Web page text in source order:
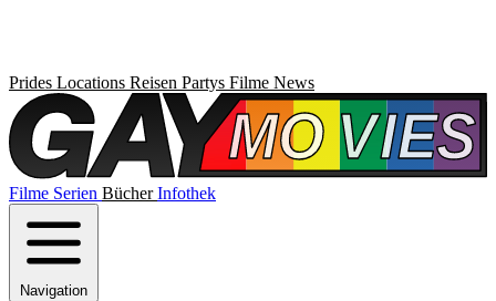
Prides Locations Reisen Partys Filme News
Filme Serien BücherInfothek
Navigation